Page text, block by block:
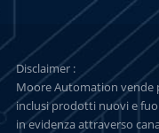
Disclaimer :
Moore Automation vende
inclusi prodotti nuovi e
in evidenza attraverso